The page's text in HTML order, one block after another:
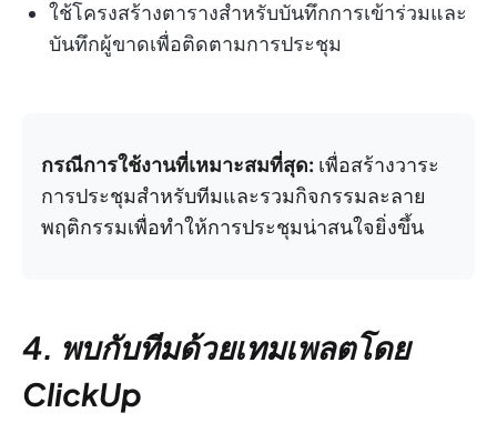
ใช้โครงสร้างตารางสำหรับบันทึกการเข้าร่วมและ
บันทึกผู้ขาดเพื่อติดตามการประชุม
กรณีการใช้งานที่เหมาะสมที่สุด: เพื่อสร้างวาระ
การประชุมสำหรับทีมและรวมกิจกรรมละลาย
พฤติกรรมเพื่อทำให้การประชุมน่าสนใจยิ่งขึ้น
4. พบกับทีมด้วยเทมเพลตโดย
ClickUp